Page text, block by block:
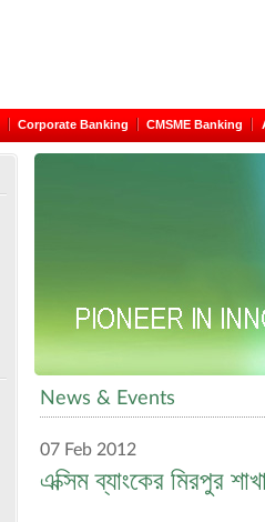
Corporate Banking CMSME Banking
News & Events
07 Feb 2012
এক্সিম ব্যাংকের মিরপুর